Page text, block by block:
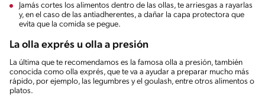
Jamás cortes los alimentos dentro de las ollas, te arriesgas a rayarlas
y, en el caso de las antiadherentes, a dañar la capa protectora que
evita que la comida se pegue.
La olla exprés u olla a presión
La última que te recomendamos es la famosa olla a presión, también
conocida como olla exprés, que te va a ayudar a preparar mucho más
rápido, por ejemplo, las legumbres y el goulash, entre otros alimentos o
platos.